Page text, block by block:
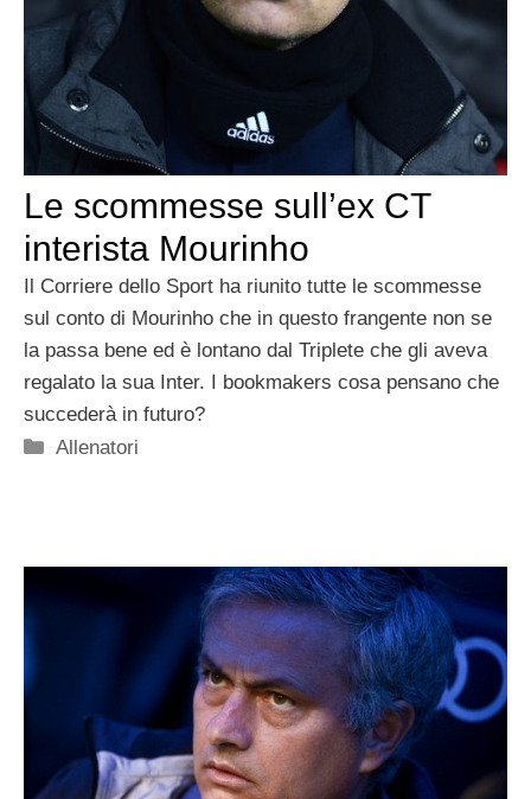
Le scommesse sull’ex CT
interista Mourinho
Il Corriere dello Sport ha riunito tutte le scommesse
sul conto di Mourinho che in questo frangente non se
la passa bene ed è lontano dal Triplete che gli aveva
regalato la sua Inter. I bookmakers cosa pensano che
succederà in futuro?
Categorie
Allenatori